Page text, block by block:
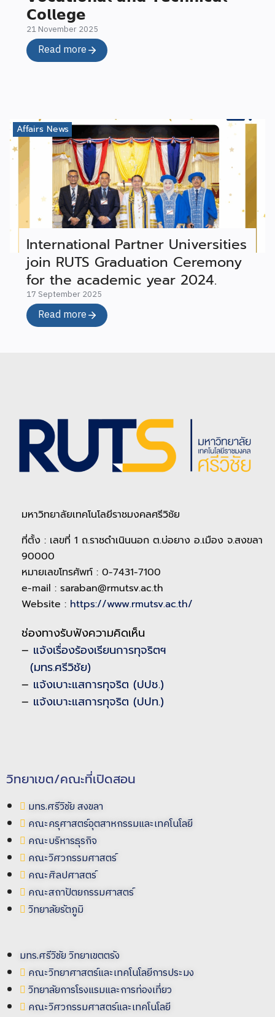
𝗖𝗼𝗹𝗹𝗲𝗴𝗲
21 November 2025
Read more
Affairs News
International Partner Universities
join RUTS Graduation Ceremony
for the academic year 2024.
17 September 2025
Read more
มหาวิทยาลัยเทคโนโลยีราชมงคลศรีวิชัย
ที่ตั้ง : เลขที่ 1 ถ.ราชดำเนินนอก ต.บ่อยาง อ.เมือง จ.สงขลา
90000
หมายเลขโทรศัพท์ : 0-7431-7100
e-mail : saraban@rmutsv.ac.th
Website : https://www.rmutsv.ac.th/
ช่องทางรับฟังความคิดเห็น
– แจ้งเรื่องร้องเรียนการทุจริตฯ
(มทร.ศรีวิชัย)
– แจ้งเบาะแสการทุจริต (ปปช.)
– แจ้งเบาะแสการทุจริต (ปปท.)
วิทยาเขต/คณะที่เปิดสอน
มทร.ศรีวิชัย สงขลา
คณะครุศาสตร์อุตสาหกรรมและเทคโนโลยี
คณะบริหารธุรกิจ
คณะวิศวกรรมศาสตร์
คณะศิลปศาสตร์
คณะสถาปัตยกรรมศาสตร์
วิทยาลัยรัตภูมิ
มทร.ศรีวิชัย วิทยาเขตตรัง
คณะวิทยาศาสตร์และเทคโนโลยีการประมง
วิทยาลัยการโรงแรมและการท่องเที่ยว
คณะวิศวกรรมศาสตร์และเทคโนโลยี